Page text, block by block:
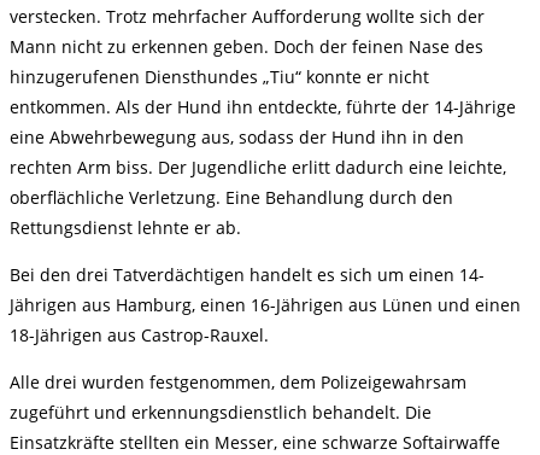
verstecken. Trotz mehrfacher Aufforderung wollte sich der
Mann nicht zu erkennen geben. Doch der feinen Nase des
hinzugerufenen Diensthundes „Tiu“ konnte er nicht
entkommen. Als der Hund ihn entdeckte, führte der 14-Jährige
eine Abwehrbewegung aus, sodass der Hund ihn in den
rechten Arm biss. Der Jugendliche erlitt dadurch eine leichte,
oberflächliche Verletzung. Eine Behandlung durch den
Rettungsdienst lehnte er ab.
Bei den drei Tatverdächtigen handelt es sich um einen 14-
Jährigen aus Hamburg, einen 16-Jährigen aus Lünen und einen
18-Jährigen aus Castrop-Rauxel.
Alle drei wurden festgenommen, dem Polizeigewahrsam
zugeführt und erkennungsdienstlich behandelt. Die
Einsatzkräfte stellten ein Messer, eine schwarze Softairwaffe